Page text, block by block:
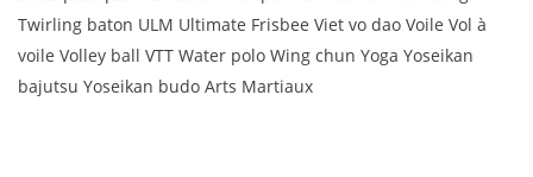
Twirling baton ULM Ultimate Frisbee Viet vo dao Voile Vol à
voile Volley ball VTT Water polo Wing chun Yoga Yoseikan
bajutsu Yoseikan budo Arts Martiaux